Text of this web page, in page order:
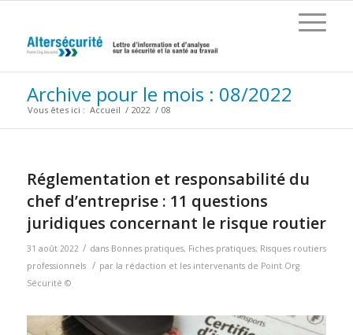
Archive pour le mois : 08/2022
Vous êtes ici : Accueil / 2022 / 08
Réglementation et responsabilité du
chef d’entreprise : 11 questions
juridiques concernant le risque routier
31 août 2022 / dans Bonnes pratiques, Fiches pratiques, Risques routiers
professionnels
/ par la rédaction et les intervenants de Point Org
Sécurité ©